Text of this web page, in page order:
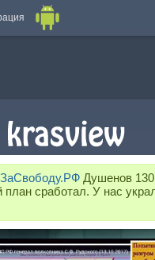
Душенов
план сработал. У нас